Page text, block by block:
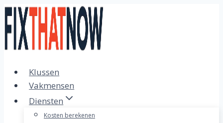
Doorgaan
naar
inhoud
Klussen
Vakmensen
Diensten
Kosten berekenen